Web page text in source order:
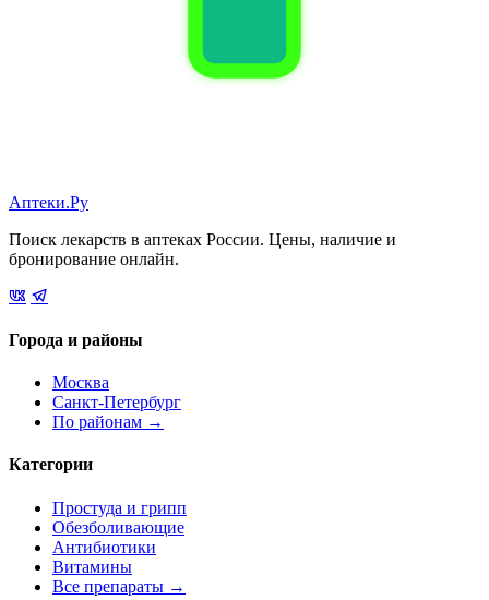
Аптеки.Ру
Поиск лекарств в аптеках России. Цены, наличие и
бронирование онлайн.
Города и районы
Москва
Санкт-Петербург
По районам →
Категории
Простуда и грипп
Обезболивающие
Антибиотики
Витамины
Все препараты →